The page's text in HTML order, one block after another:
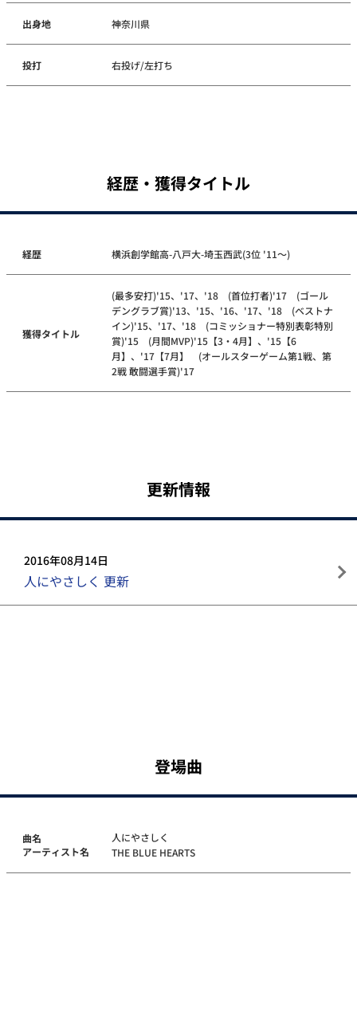
出身地 神奈川県
投打 右投げ/左打ち
経歴・獲得タイトル
経歴 横浜創学館高-八戸大-埼玉西武(3位 '11～)
獲得タイトル
(最多安打)'15、'17、'18 (首位打者)'17 (ゴール
デングラブ賞)'13、'15、'16、'17、'18 (ベストナ
イン)'15、'17、'18 (コミッショナー特別表彰特別
賞)'15 (月間MVP)'15【3・4月】、'15【6
月】、'17【7月】 (オールスターゲーム第1戦、第
2戦 敢闘選手賞)'17
更新情報
2016年08月14日
人にやさしく 更新
登場曲
曲名
アーティスト名
人にやさしく
THE BLUE HEARTS